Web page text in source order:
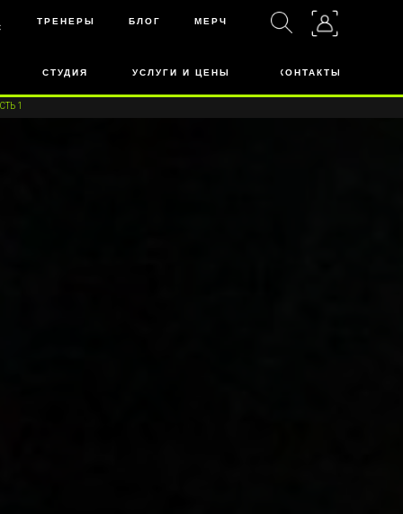
МЕРЧ
БЛОГ
СТУДИЯ КОНТАКТЫ
ТРЕНЕРЫ
УСЛУГИ И ЦЕНЫ
1